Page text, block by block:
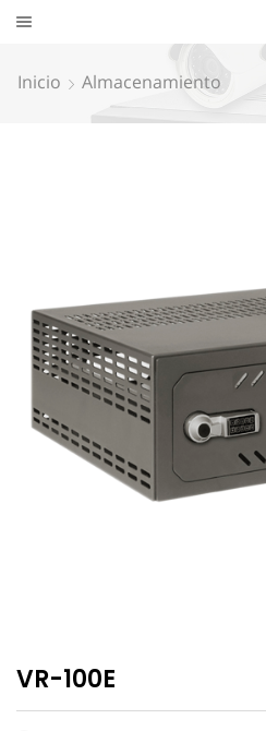
Inicio Almacenamiento
VR-100E